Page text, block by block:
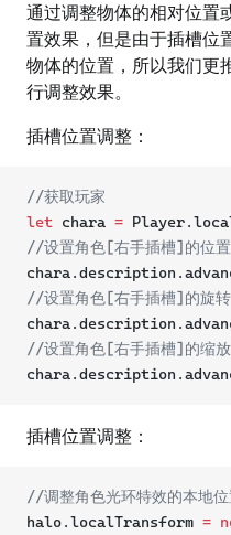
通过调整物体的相对位置
置效果，但是由于插槽位
物体的位置，所以我们更
行调整效果。
插槽位置调整：
//获取玩家
let chara =
//设置角色[右手插槽]的位置
//设置角色[右手插槽]的旋转
//设置角色[右手插槽]的缩放
插槽位置调整：
//调整角色光环特效的本地位
halo.localTransform =